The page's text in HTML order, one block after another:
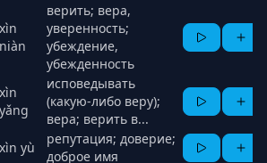
xìn
niàn
верить; вера,
уверенность;
убеждение,
убежденность
xìn
yǎng
исповедывать
(какую-либо веру);
вера; верить в...
xìn yù
репутация; доверие;
доброе имя